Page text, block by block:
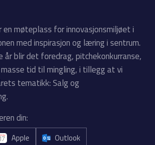
en møteplass for innovasjonsmiljøet i
med inspirasjon og læring i sentrum.
år blir det foredrag, pitchekonkurranse,
tid til mingling, i tillegg at vi
tematikk: Salg og
din:
Apple Outlook